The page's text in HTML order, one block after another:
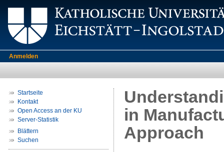
Anmelden
Startseite
Kontakt
Open Access an der KU
Server-Statistik
Blättern
Suchen
in
Approach